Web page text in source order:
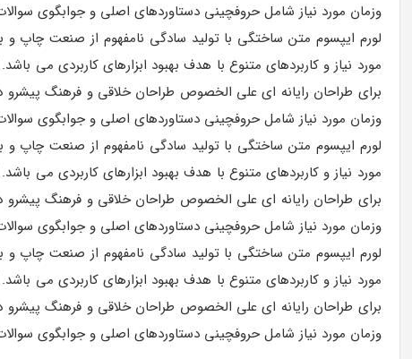
وزمان مورد نیاز شامل حروفچینی دستاوردهای اصلی و جوابگوی
لورم ایپسوم متن ساختگی با تولید سادگی نامفهوم از صنعت چاپ و
مورد نیاز و کاربردهای متنوع با هدف بهبود ابزارهای کاربردی می
برای طراحان رایانه ای علی الخصوص طراحان خلاقی و فرهنگ
وزمان مورد نیاز شامل حروفچینی دستاوردهای اصلی و جوابگوی
لورم ایپسوم متن ساختگی با تولید سادگی نامفهوم از صنعت چاپ و
مورد نیاز و کاربردهای متنوع با هدف بهبود ابزارهای کاربردی می
برای طراحان رایانه ای علی الخصوص طراحان خلاقی و فرهنگ
وزمان مورد نیاز شامل حروفچینی دستاوردهای اصلی و جوابگوی
لورم ایپسوم متن ساختگی با تولید سادگی نامفهوم از صنعت چاپ و
مورد نیاز و کاربردهای متنوع با هدف بهبود ابزارهای کاربردی می
برای طراحان رایانه ای علی الخصوص طراحان خلاقی و فرهنگ
وزمان مورد نیاز شامل حروفچینی دستاوردهای اصلی و جوابگوی